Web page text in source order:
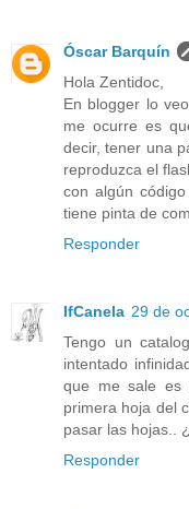
Óscar Barquín
Hola Zentidoc,
En blogger lo
me ocurre es
decir, tener una
reproduzca el
con algún
tiene pinta de
Responder
IfCanela 29 de
Tengo un
intentado
que me sale es
primera hoja del
pasar las hojas..
Responder